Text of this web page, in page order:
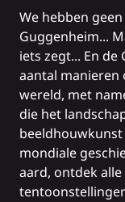
We hebben
Guggenheim...
iets zegt... En
aantal manieren
wereld, met
die het
mondiale
aard, ontdek